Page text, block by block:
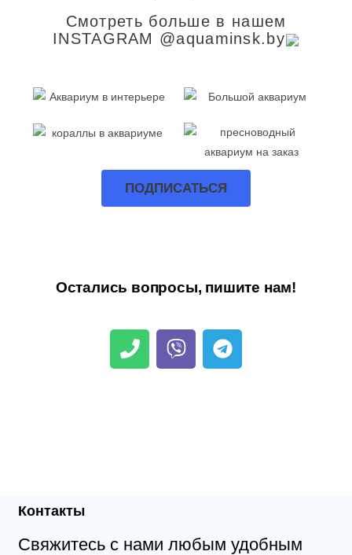
Смотреть больше в нашем
INSTAGRAM @aquaminsk.by
ПОДПИСАТЬСЯ
Остались вопросы, пишите нам!
Контакты
Свяжитесь с нами любым удобным